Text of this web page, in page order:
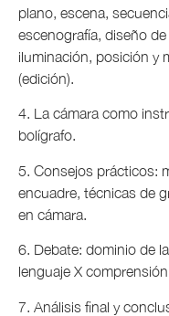
plano, escena,
escenografía, diseño
iluminación, posición y
(edición).
4. La cámara como
bolígrafo.
5. Consejos prácticos:
encuadre, técnicas de
en cámara.
6. Debate: dominio de
lenguaje X
7. Análisis final y